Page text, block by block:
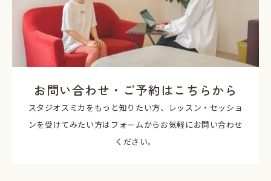
お問い合わせ・ご予約はこちらから
スタジオスミカをもっと知りたい方、レッスン・セッショ
ンを受けてみたい方はフォームからお気軽にお問い合わせ
ください。